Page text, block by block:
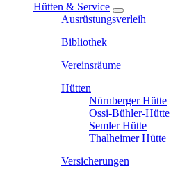
Hütten & Service
Ausrüstungsverleih
Bibliothek
Vereinsräume
Hütten
Nürnberger Hütte
Ossi-Bühler-Hütte
Semler Hütte
Thalheimer Hütte
Versicherungen